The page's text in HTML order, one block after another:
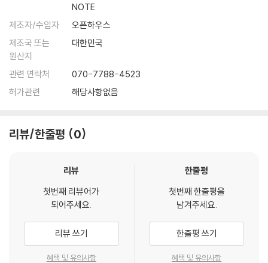
NOTE
제조자/수입자
오픈하우스
제조국 또는
원산지
대한민국
관련 연락처
070-7788-4523
허가관련
해당사항없음
리뷰/한줄평 0
리뷰
첫번째 리뷰어가
되어주세요.
리뷰 쓰기
혜택 및 유의사항
한줄평
첫번째 한줄평을
남겨주세요.
한줄평 쓰기
혜택 및 유의사항